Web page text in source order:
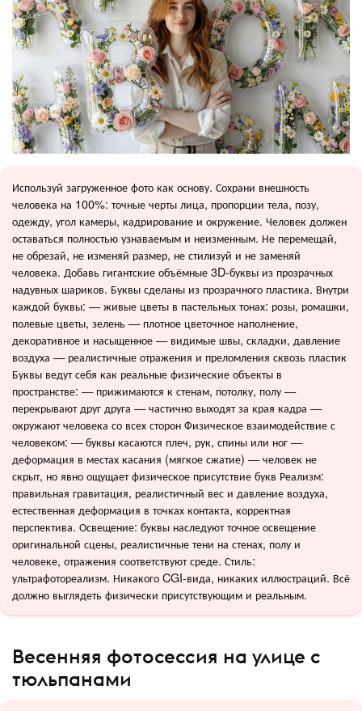
Используй загруженное фото как основу. Сохрани внешность
человека на 100%: точные черты лица, пропорции тела, позу,
одежду, угол камеры, кадрирование и окружение. Человек должен
оставаться полностью узнаваемым и неизменным. Не перемещай,
не обрезай, не изменяй размер, не стилизуй и не заменяй
человека. Добавь гигантские объёмные 3D-буквы из прозрачных
надувных шариков. Буквы сделаны из прозрачного пластика. Внутри
каждой буквы: — живые цветы в пастельных тонах: розы, ромашки,
полевые цветы, зелень — плотное цветочное наполнение,
декоративное и насыщенное — видимые швы, складки, давление
воздуха — реалистичные отражения и преломления сквозь пластик
Буквы ведут себя как реальные физические объекты в
пространстве: — прижимаются к стенам, потолку, полу —
перекрывают друг друга — частично выходят за края кадра —
окружают человека со всех сторон Физическое взаимодействие с
человеком: — буквы касаются плеч, рук, спины или ног —
деформация в местах касания (мягкое сжатие) — человек не
скрыт, но явно ощущает физическое присутствие букв Реализм:
правильная гравитация, реалистичный вес и давление воздуха,
естественная деформация в точках контакта, корректная
перспектива. Освещение: буквы наследуют точное освещение
оригинальной сцены, реалистичные тени на стенах, полу и
человеке, отражения соответствуют среде. Стиль:
ультрафотореализм. Никакого CGI-вида, никаких иллюстраций. Всё
должно выглядеть физически присутствующим и реальным.
Весенняя фотосессия на улице с
тюльпанами